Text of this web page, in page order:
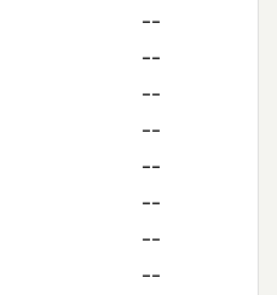
--
--
--
--
--
--
--
--